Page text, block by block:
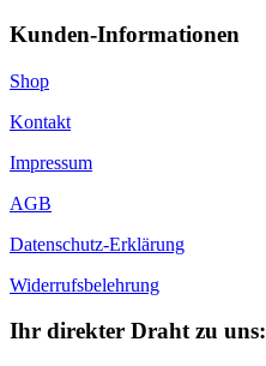
Kunden-Informationen
Shop
Kontakt
Impressum
AGB
Datenschutz-Erklärung
Widerrufsbelehrung
Ihr direkter Draht zu uns: